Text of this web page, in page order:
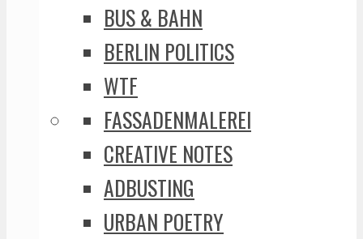
BUS & BAHN
BERLIN POLITICS
WTF
FASSADENMALEREI
CREATIVE NOTES
ADBUSTING
URBAN POETRY